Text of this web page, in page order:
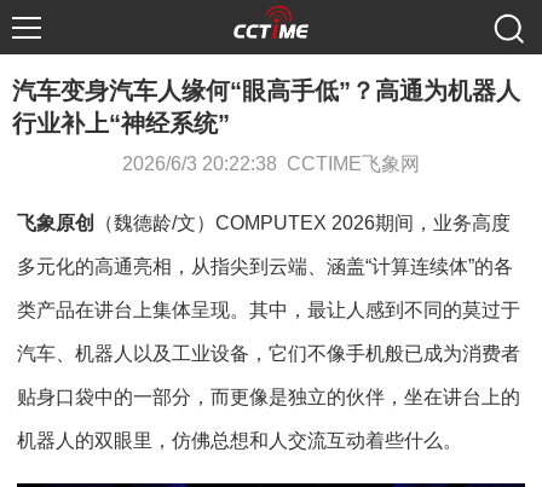
汽车变身汽车人缘何“眼高手低”？高通为机器人
行业补上“神经系统”
2026/6/3 20:22:38 CCTIME飞象网
飞象原创 （魏德龄/文）COMPUTEX 2026期间，业务高度
多元化的高通亮相，从指尖到云端、涵盖“计算连续体”的各
类产品在讲台上集体呈现。其中，最让人感到不同的莫过于
汽车、机器人以及工业设备，它们不像手机般已成为消费者
贴身口袋中的一部分，而更像是独立的伙伴，坐在讲台上的
机器人的双眼里，仿佛总想和人交流互动着些什么。